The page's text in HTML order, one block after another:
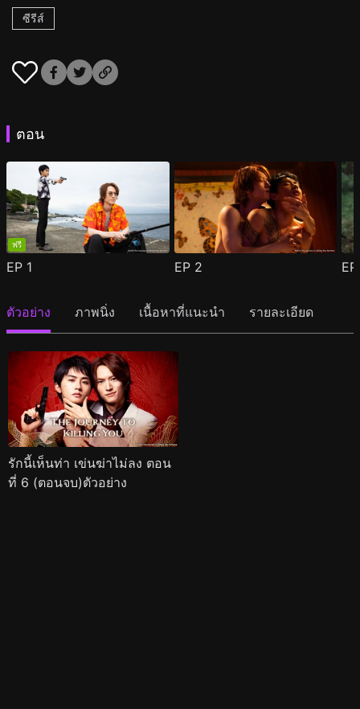
ซีรีส์
ตอน
ฟรี
EP 1 EP 2
ตัวอย่าง ภาพนิ่ง เนื้อหาที่แนะนำ รายละเอียด
รักนี้เห็นท่า เข่นฆ่าไม่ลง ตอน
ที่ 6 (ตอนจบ)ตัวอย่าง